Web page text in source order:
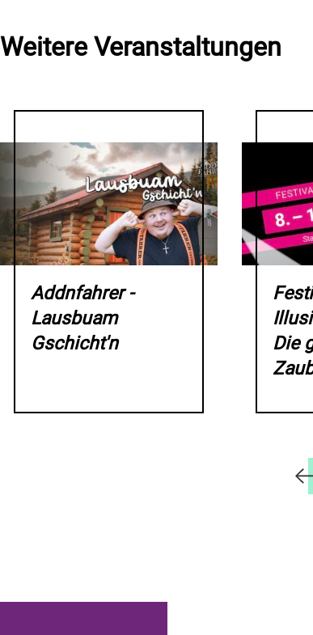
Weitere Veranstaltungen
Addnfahrer -
Lausbuam
Gschicht'n
Die